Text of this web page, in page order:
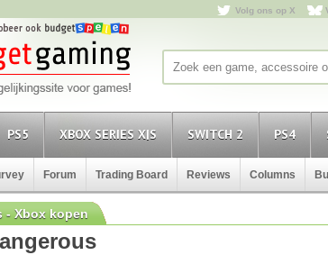
Volg ons op X
PS5 XBOX SERIES X|S SWITCH 2 PS4
Forum Trading Board Reviews Columns
- Xbox kopen